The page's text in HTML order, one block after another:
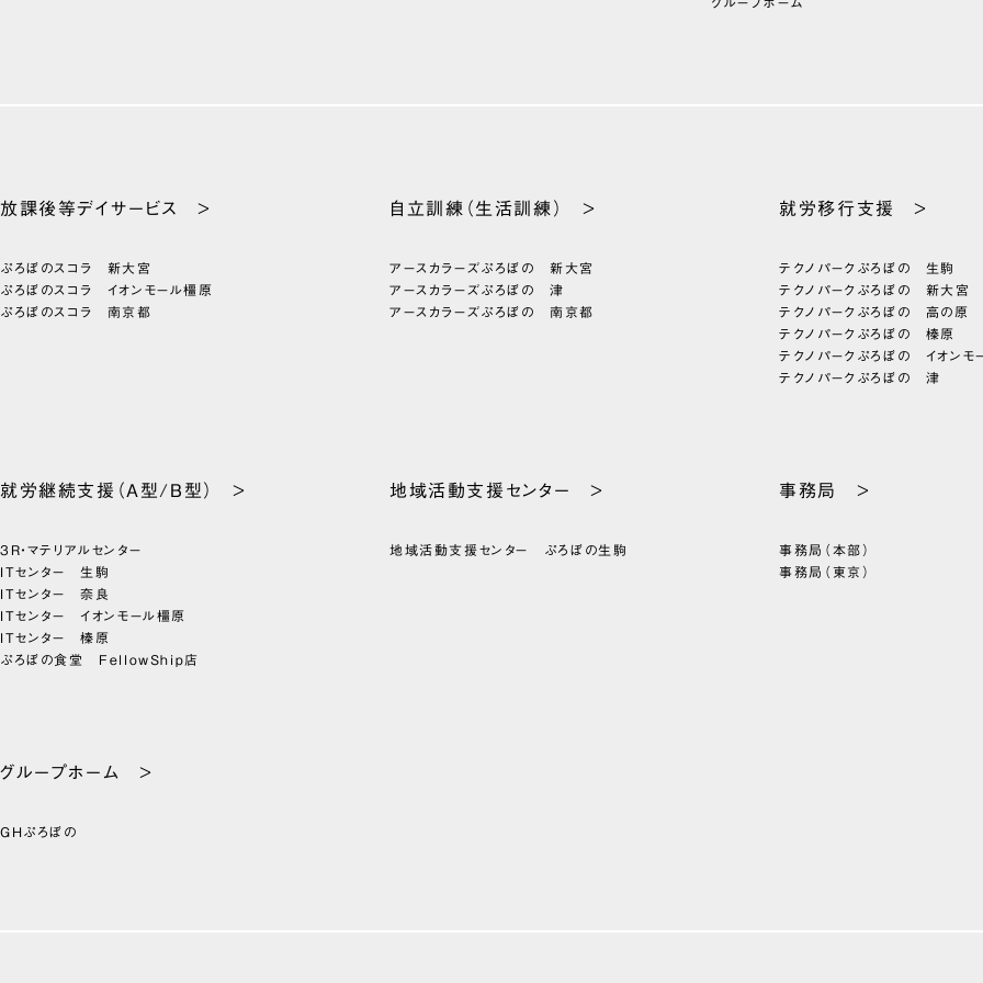
放課後等デイサービス >
ぷろぼのスコラ 新大宮
ぷろぼのスコラ イオンモール橿原
ぷろぼのスコラ 南京都
自立訓練 （生活訓練） >
アースカラーズぷろぼの 新大宮
アースカラーズぷろぼの 津
アースカラーズぷろぼの 南京都
就労移行支援 >
テクノパーク ぷろぼの 生駒
テクノパーク ぷろぼの 新大宮
テクノパーク ぷろぼの 高の原
テクノパーク ぷろぼの 榛原
テクノパーク ぷろぼの イオンモ
テクノパーク ぷろぼの 津
就労継続支援 （A型/B型） >
3R・マテリアルセンター
ITセンター 生駒
ITセンター 奈良
ITセンター イオンモール橿原
ITセンター 榛原
ぷろぼの食堂 FellowShip店
地域活動支援 センター >
地域活動支援センター ぷろぼの生駒
事務局 >
事務局（本部）
事務局（東京）
グループホーム >
GHぷろぼの